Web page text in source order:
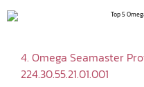
4. Omega Seamaster
224.30.55.21.01.001